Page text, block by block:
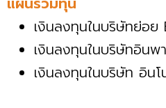
เงินลงทุนในบริษัทย่อย
เงินลงทุนในบริษัทอินพ
เงินลงทุนในบริษัท อินโ